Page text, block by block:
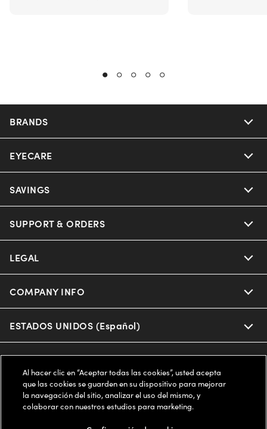
BRANDS
Nuance Audio
Ray-Ban
Miu Miu
Prada
Michael Kors
Coach
EYECARE
Our Eyeglasses
Our Sunglasses
Eyewear Trends
Our Lenses
Schedule an Eye Exam
SAVINGS
Offers & Discount
Insurance
AARP Members
SUPPORT & ORDERS
Help Center
Online Order Status
Frame Advisor
Style Guide
LEGAL
Privacy Policy
Terms of Use
Notice of Financial Incentive
Independent Doctor's Notice
COMPANY INFO
About us
Accessibility
Our Flagship Stores
ESTADOS UNIDOS (Español)
Buy now, pay later with Klarna*, Affirm or Cash App Afterpay.
Learn More
Al hacer clic en “Aceptar todas las cookies”, usted acepta
que las cookies se guarden en su dispositivo para mejorar
la navegación del sitio, analizar el uso del mismo, y
colaborar con nuestros estudios para marketing.